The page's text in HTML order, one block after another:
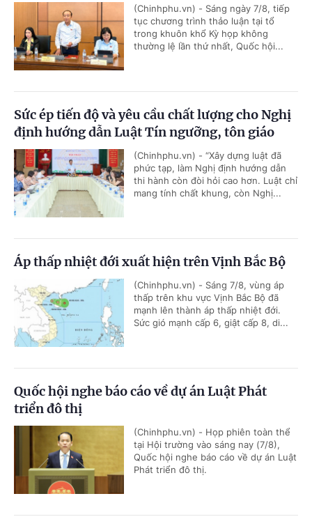
(Chinhphu.vn) - Sáng ngày 7/8, tiếp
tục chương trình thảo luận tại tổ
trong khuôn khổ Kỳ họp không
thường lệ lần thứ nhất, Quốc hội...
Sức ép tiến độ và yêu cầu chất lượng cho Nghị
định hướng dẫn Luật Tín ngưỡng, tôn giáo
(Chinhphu.vn) - “Xây dựng luật đã
phức tạp, làm Nghị định hướng dẫn
thi hành còn đòi hỏi cao hơn. Luật chỉ
mang tính chất khung, còn Nghị...
Áp thấp nhiệt đới xuất hiện trên Vịnh Bắc Bộ
(Chinhphu.vn) - Sáng 7/8, vùng áp
thấp trên khu vực Vịnh Bắc Bộ đã
mạnh lên thành áp thấp nhiệt đới.
Sức gió mạnh cấp 6, giật cấp 8, di...
Quốc hội nghe báo cáo về dự án Luật Phát
triển đô thị
(Chinhphu.vn) - Họp phiên toàn thể
tại Hội trường vào sáng nay (7/8),
Quốc hội nghe báo cáo về dự án Luật
Phát triển đô thị.